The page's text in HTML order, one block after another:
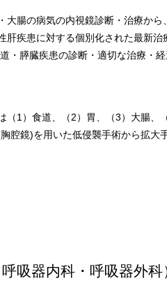
大腸の病気の内視鏡診断・治療か
肝疾患に対する個別化された最新
・膵臓疾患の診断・適切な治療・
（1）食道、（2）胃、（3）大腸
腔鏡)を用いた低侵襲手術から拡
吸器内科・呼吸器外科